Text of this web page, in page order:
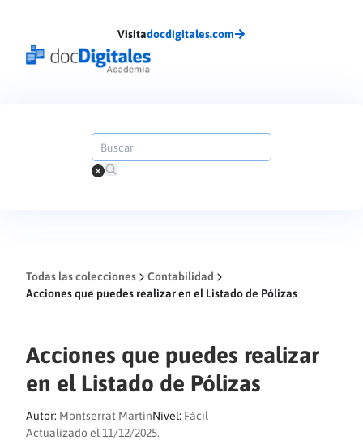
Visitadocdigitales.com
Todas las colecciones
Contabilidad
Acciones que puedes realizar en el Listado de Pólizas
Acciones que puedes realizar
en el Listado de Pólizas
Autor: Montserrat MartínNivel: Fácil
Actualizado el 11/12/2025.